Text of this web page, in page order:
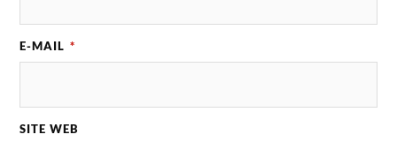
E-MAIL *
SITE WEB